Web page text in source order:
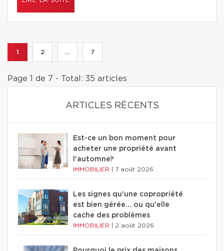
1 2 ... 7
Page 1 de 7 - Total: 35 articles
ARTICLES RÉCENTS
Est-ce un bon moment pour
acheter une propriété avant
l'automne?
IMMOBILIER 7 août 2026
Les signes qu'une copropriété
est bien gérée… ou qu'elle
cache des problèmes
IMMOBILIER 2 août 2026